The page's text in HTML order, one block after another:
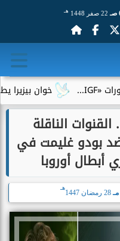
22 صفر 1448 هـ
خوان بيزيرا يطلب
الناقلة
ضد بودو غليمت في
أبطال أوروبا
28 رمضان 1447
هـ